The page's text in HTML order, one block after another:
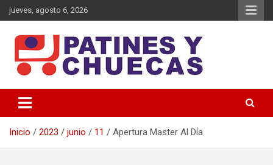
Saltar
al
jueves, agosto 6, 2026
Patines y Chuecas
Inicio 2023 junio 11 Apertura Master Al Día